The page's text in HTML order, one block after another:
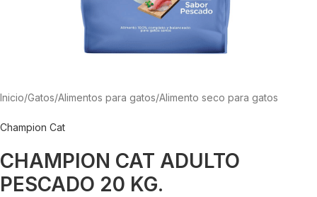
Inicio/Gatos/Alimentos para gatos/Alimento seco para gatos
Champion Cat
CHAMPION CAT ADULTO
PESCADO 20 KG.